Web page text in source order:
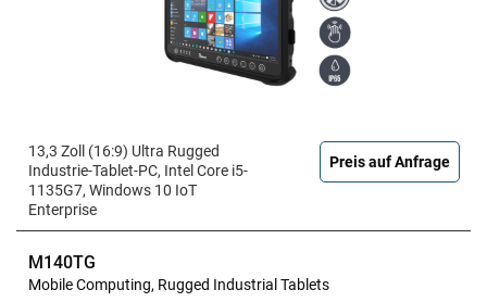
13,3 Zoll (16:9) Ultra Rugged
Industrie-Tablet-PC, Intel Core i5-
1135G7, Windows 10 IoT
Enterprise
Preis auf Anfrage
M140TG
Mobile Computing, Rugged Industrial Tablets